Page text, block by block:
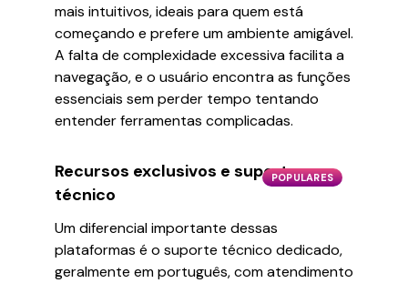
mais intuitivos, ideais para quem está
começando e prefere um ambiente amigável.
A falta de complexidade excessiva facilita a
navegação, e o usuário encontra as funções
essenciais sem perder tempo tentando
entender ferramentas complicadas.
POPULARES
Recursos exclusivos e suporte
técnico
Um diferencial importante dessas
plataformas é o suporte técnico dedicado,
geralmente em português, com atendimento